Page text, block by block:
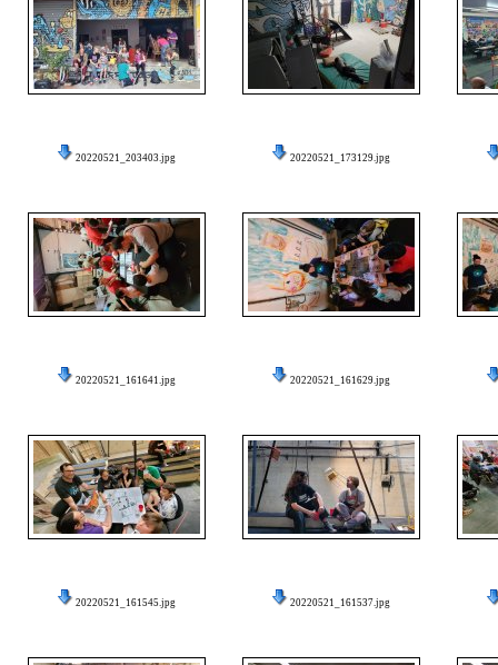
20220521_203403.jpg 20220521_173129.jpg
20220521_161641.jpg 20220521_161629.jpg
20220521_161545.jpg 20220521_161537.jpg